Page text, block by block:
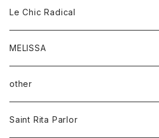
Le Chic Radical
MELISSA
other
Saint Rita Parlor